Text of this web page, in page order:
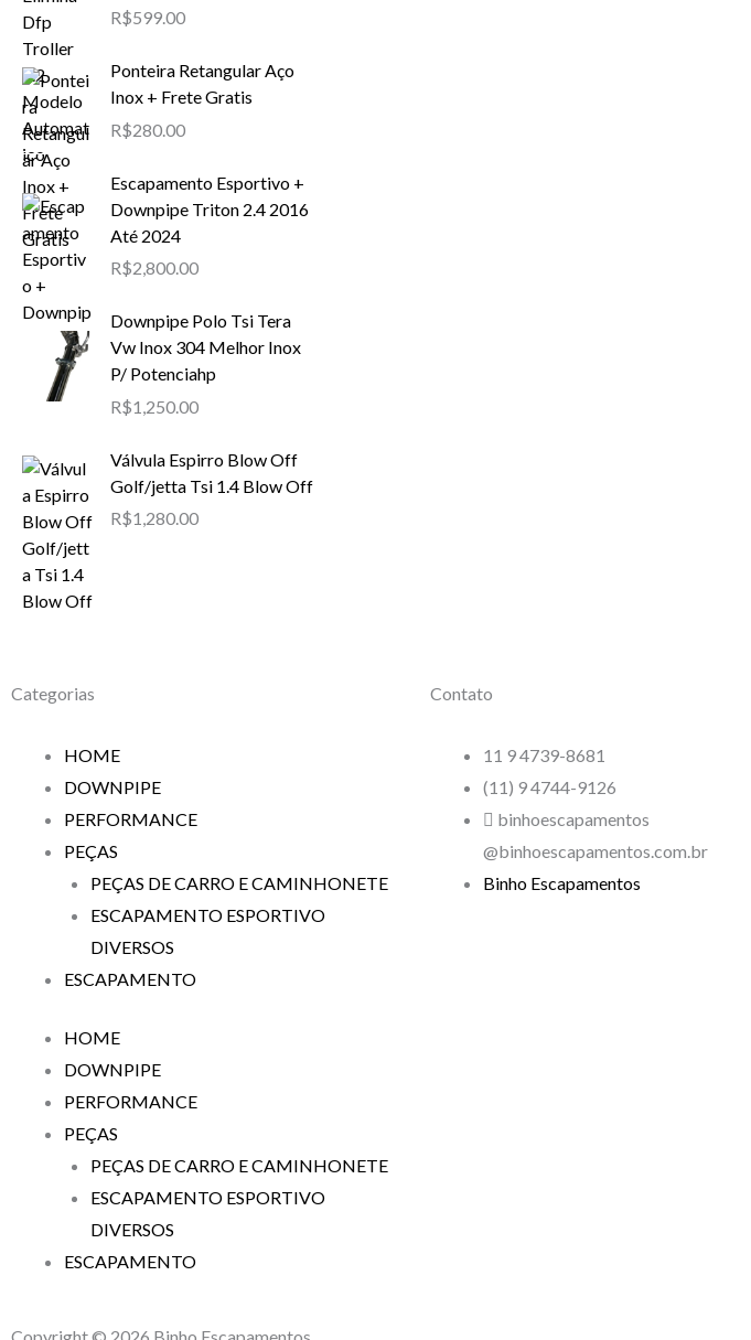
R$599.00
Ponteira Retangular Aço
Inox + Frete Gratis
R$280.00
Escapamento Esportivo +
Downpipe Triton 2.4 2016
Até 2024
R$2,800.00
Downpipe Polo Tsi Tera
Vw Inox 304 Melhor Inox
P/ Potenciahp
R$1,250.00
Válvula Espirro Blow Off
Golf/jetta Tsi 1.4 Blow Off
R$1,280.00
Categorias
HOME
DOWNPIPE
PERFORMANCE
PEÇAS
PEÇAS DE CARRO E CAMINHONETE
ESCAPAMENTO ESPORTIVO
DIVERSOS
ESCAPAMENTO
HOME
DOWNPIPE
PERFORMANCE
PEÇAS
PEÇAS DE CARRO E CAMINHONETE
ESCAPAMENTO ESPORTIVO
DIVERSOS
ESCAPAMENTO
Contato
11 9 4739-8681
(11) 9 4744-9126
binhoescapamentos
@binhoescapamentos.com.br
Binho Escapamentos